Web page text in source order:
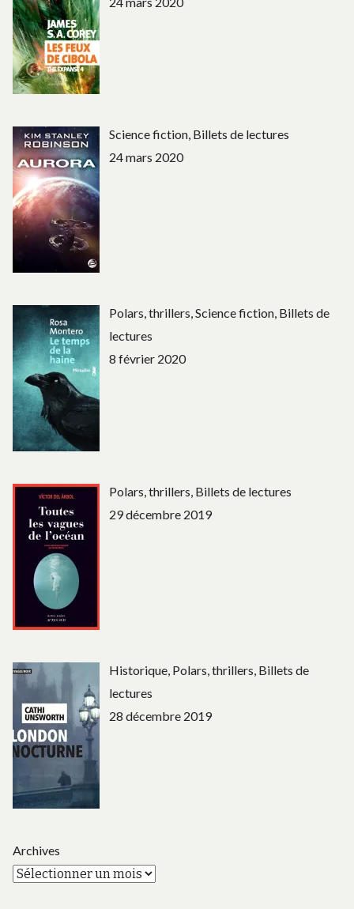
Science fiction, Billets de lectures
24 mars 2020
Polars, thrillers, Science fiction, Billets de
lectures
8 février 2020
Polars, thrillers, Billets de lectures
29 décembre 2019
Historique, Polars, thrillers, Billets de
lectures
28 décembre 2019
Archives